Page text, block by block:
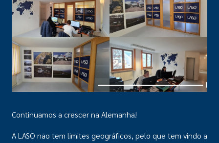
Continuamos a crescer na Alemanha!
A LASO não tem limites geográficos, pelo que tem vindo a